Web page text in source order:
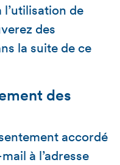
de
des
la suite de ce
des
accordé
à l’adresse